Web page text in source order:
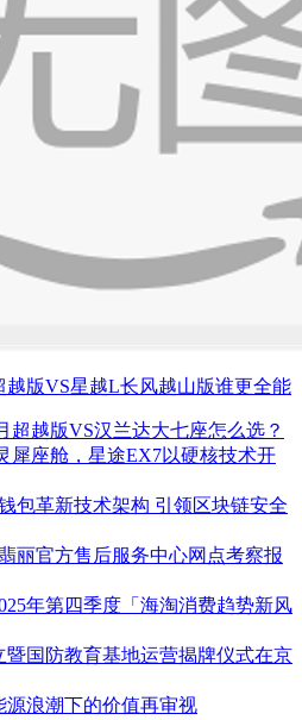
版VS星越L长风越山版谁更全能
超越版VS汉兰达大七座怎么选？
犀座舱，星途EX7以硬核技术开
包革新技术架构 引领区块链安全
丽官方售后服务中心网点考察报
年第四季度「海淘消费趋势新风
暨国防教育基地运营揭牌仪式在京
源浪潮下的价值再审视